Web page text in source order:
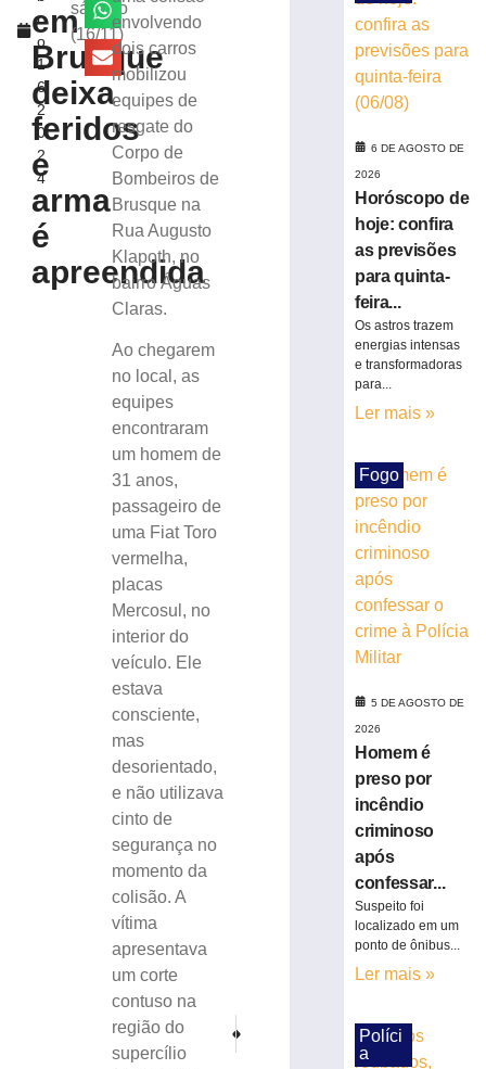
r
o
1
6,
2
0
2
4
em
Brusque
deixa
feridos
e
arma
é
apreendida
sábado
(16/11)
envolvendo
dois carros
mobilizou
equipes de
resgate do
Corpo de
Bombeiros de
Brusque na
Rua Augusto
Klapoth, no
bairro Águas
Claras.
Ao chegarem
no local, as
equipes
encontraram
um homem de
31 anos,
passageiro de
uma Fiat Toro
vermelha,
placas
Mercosul, no
interior do
veículo. Ele
estava
consciente,
mas
desorientado,
e não utilizava
cinto de
segurança no
momento da
colisão. A
vítima
apresentava
um corte
contuso na
região do
supercílio
Abel Moda Vôlei segue sem vitórias na
Manifestantes vão às ruas pelo fim da escala de
após
confessar
crime
Polícia
agosto
Motorista
após
desviar
cachorro
colidir
contra
Bairro
Claras
Carros
roubados,
peças
placas:
6 DE AGOSTO DE
2026
Horóscopo de
hoje: confira
as previsões
para quinta-
feira...
Os astros trazem
energias intensas
e transformadoras
para...
Ler mais »
Fogo
5 DE AGOSTO DE
2026
Homem é
preso por
incêndio
criminoso
após
confessar...
Suspeito foi
localizado em um
ponto de ônibus...
Ler mais »
Políci
a